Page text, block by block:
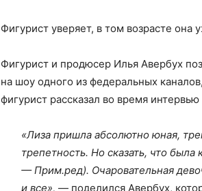
Фигурист уверяет, в том возрасте
Фигурист и продюсер Илья Авербух
на шоу одного из федеральных
фигурист рассказал во время
«Лиза пришла абсолютно юная,
трепетность. Но сказать, что
— Прим.ред). Очаровательная
и все», — поделился Авербух,